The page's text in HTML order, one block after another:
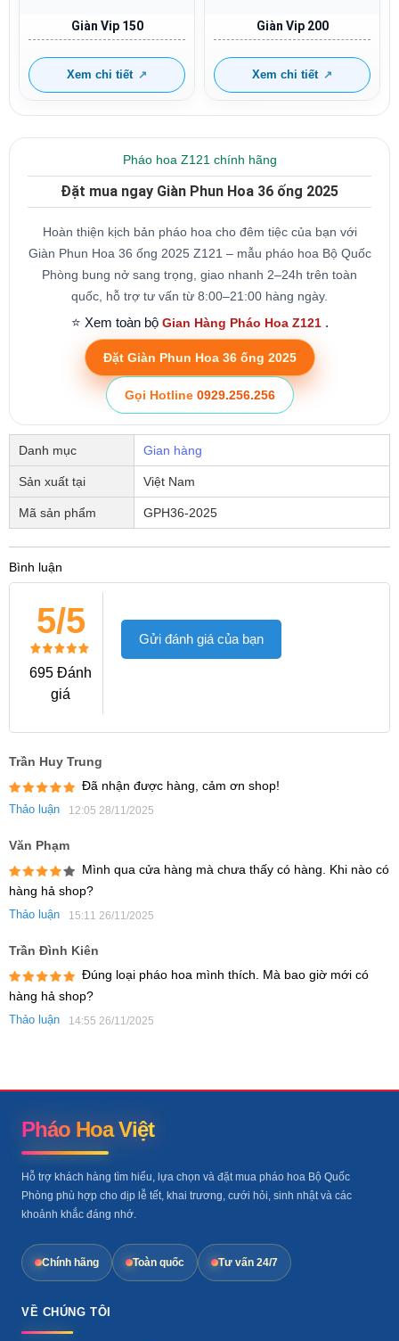
Giàn Vip 150
Xem chi tiết
Giàn Vip 200
Xem chi tiết
Pháo hoa Z121 chính hãng
Đặt mua ngay Giàn Phun Hoa 36 ống 2025
Hoàn thiện kịch bản pháo hoa cho đêm tiệc của bạn với
Giàn Phun Hoa 36 ống 2025 Z121 – mẫu pháo hoa Bộ Quốc
Phòng bung nở sang trọng, giao nhanh 2–24h trên toàn
quốc, hỗ trợ tư vấn từ 8:00–21:00 hàng ngày.
⭐️ Xem toàn bộ Gian Hàng Pháo Hoa Z121 .
Đặt Giàn Phun Hoa 36 ống 2025
Gọi Hotline 0929.256.256
Danh mục Gian hàng
Sản xuất tại Việt Nam
Mã sản phẩm GPH36-2025
Bình luận
5/5
695 Đánh
giá
Gửi đánh giá của bạn
Trần Huy Trung
Đã nhận được hàng, cảm ơn shop!
Thảo luận 12:05 28/11/2025
Văn Phạm
Mình qua cửa hàng mà chưa thấy có hàng. Khi nào có
hàng hả shop?
Thảo luận 15:11 26/11/2025
Trần Đình Kiên
Đúng loại pháo hoa mình thích. Mà bao giờ mới có
hàng hả shop?
Thảo luận 14:55 26/11/2025
Pháo Hoa Việt
Hỗ trợ khách hàng tìm hiểu, lựa chọn và đặt mua pháo hoa Bộ Quốc
Phòng phù hợp cho dịp lễ tết, khai trương, cưới hỏi, sinh nhật và các
khoảnh khắc đáng nhớ.
Chính hãng Toàn quốc Tư vấn 24/7
VỀ CHÚNG TÔI